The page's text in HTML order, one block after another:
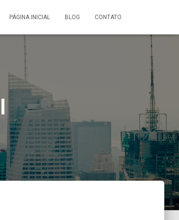
PÁGINA INICIAL BLOG CONTATO